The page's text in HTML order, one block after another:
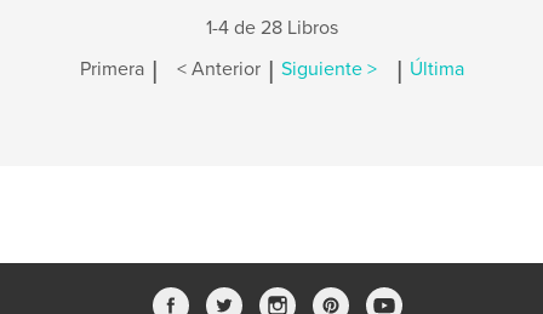
1-4 de 28 Libros
Primera | < Anterior | Siguiente > | Última